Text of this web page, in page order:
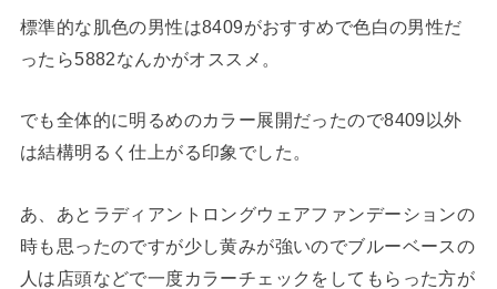
標準的な肌色の男性は8409がおすすめで色白の男性だ
ったら5882なんかがオススメ。
でも全体的に明るめのカラー展開だったので8409以外
は結構明るく仕上がる印象でした。
あ、あとラディアントロングウェアファンデーションの
時も思ったのですが少し黄みが強いのでブルーベースの
人は店頭などで一度カラーチェックをしてもらった方が